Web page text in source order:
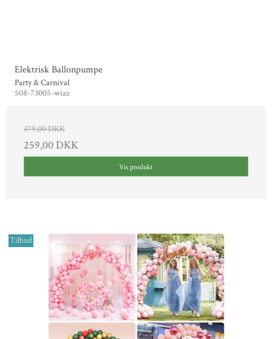
Elektrisk Ballonpumpe
Party & Carnival
508-73005-wiaz
379,00 DKK
259,00 DKK
Vis produkt
Tilbud